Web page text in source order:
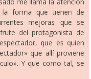
me llama la atención
la forma que tienen de
mejoras que se
del protagonista de
que es quien
que allí proviene
Y que como tal, se